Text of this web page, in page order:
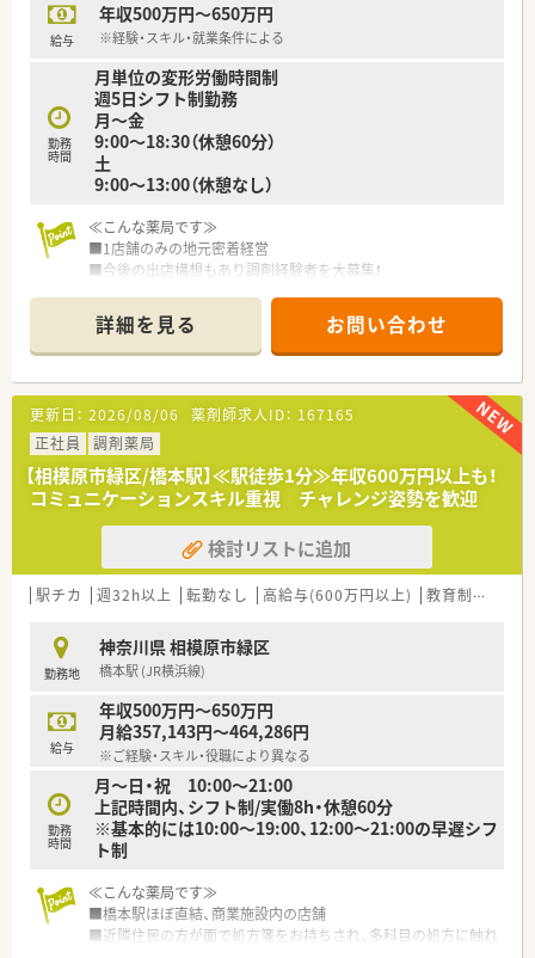
す。
■第2・第4土曜日は店舗自体がお休みとなるため、隔週で土日連
す。
■残業はほとんど発生しないよう調整されているため、正社員と
して責任ある仕事を全うしつつ、無理なく継続して勤務いただけ
ます。
給与
年収500万円～650万円
※経験・スキル・就業条件による
勤務
時間
月単位の変形労働時間制
週5日シフト制勤務
月～金
9:00～18:30（休憩60分）
土
9:00～13:00（休憩なし）
≪こんな薬局です≫
■1店舗のみの地元密着経営
■今後の出店構想もあり調剤経験者を大募集！
あります
■居宅・施設両方の在宅に力を入れています
■外来は近隣病院をはじめ面で幅広く応需
■施設調剤が多いため、業務スケジュールがコントロールしやす
い環境です
■希望休やシフトが調整しやすいので、正社員でも余裕を持って
働けます
■ガッツリ働いてしっかり稼ぎたい方にもオススメ！
■ご経験により600万円以上のご提示もあります
■マイカー通勤OK
※車通勤オススメエリアです
■在宅業務があるため自動車運転免許が必須となります
■近くの病院をはじめ、様々な処方箋を応需しています！
詳細を見る お問い合わせ
更新日： 2026/08/06 薬剤師求人ID： 167165
正社員
調剤薬局
【相模原市緑区/橋本駅】≪駅徒歩1分≫年収600万円以上も！
コミュニケーションスキル重視 チャレンジ姿勢を歓迎
検討リストに追加
駅チカ 週32h以上 転勤なし 高給与(600万円以上) 教育制度あり
勤務地
神奈川県 相模原市緑区
橋本駅 (JR横浜線)
給与
年収500万円～650万円
月給357,143円～464,286円
※ご経験・スキル・役職により異なる
勤務
時間
月～日・祝 10:00～21:00
上記時間内、シフト制/実働8h・休憩60分
※基本的には10:00～19:00、12:00～21:00の早遅シフ
ト制
≪こんな薬局です≫
■橋本駅ほぼ直結、商業施設内の店舗
■近隣住民の方が面で処方箋をお持ちされ、多科目の処方に触れ